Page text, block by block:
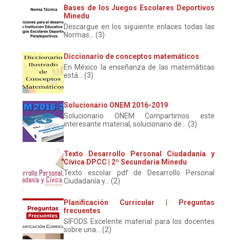
Bases de los Juegos Escolares Deportivos
Minedu
Descargue en los siguiente enlaces todas las
Normas... (3)
Diccionario de conceptos matemáticos
En México la enseñanza de las matemáticas
está... (3)
Solucionario ONEM 2016-2019
Solucionario ONEM Compartimos este
interesante material, solucionario de... (3)
Texto Desarrollo Personal Ciudadanía y
Cívica DPCC | 2º Secundaria Minedu
Texto escolar pdf de Desarrollo Personal
Ciudadanía y... (2)
Planificación Curricular | Preguntas
frecuentes
SIFODS Excelente material para los docentes
sobre una... (2)